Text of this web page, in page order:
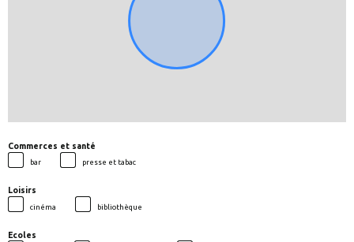
Commerces et santé
bar presse et tabac
Loisirs
cinéma bibliothèque
Ecoles